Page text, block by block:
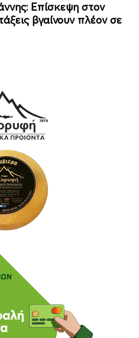
Επίσκεψη στον
βγαίνουν πλέον σε